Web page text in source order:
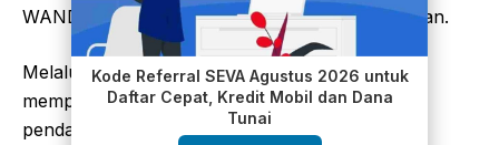
WANDA setelah melakukan pembelian kendaraan.
Melalui aplikasi tersebut, pemilik motor dapat
memperoleh berbagai layanan digital, seperti
pendaftaran kendaraan, booking servis, hingga
Kode Referral SEVA Agustus 2026 untuk
Daftar Cepat, Kredit Mobil dan Dana
Tunai